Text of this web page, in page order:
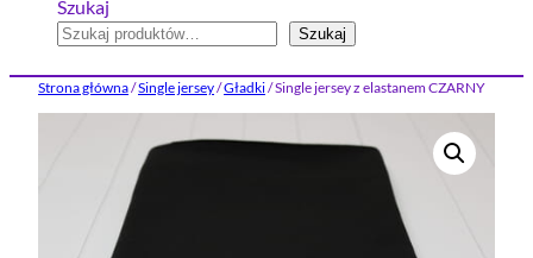
Szukaj
Szukaj
Strona główna/Single jersey/Gładki/ Single jersey z elastanem CZARNY